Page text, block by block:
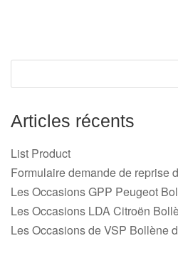
Articles récents
List Product
Formulaire demande de reprise
Les Occasions GPP Peugeot
Les Occasions LDA Citroën
Les Occasions de VSP Bollène